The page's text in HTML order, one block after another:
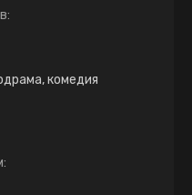
комедия